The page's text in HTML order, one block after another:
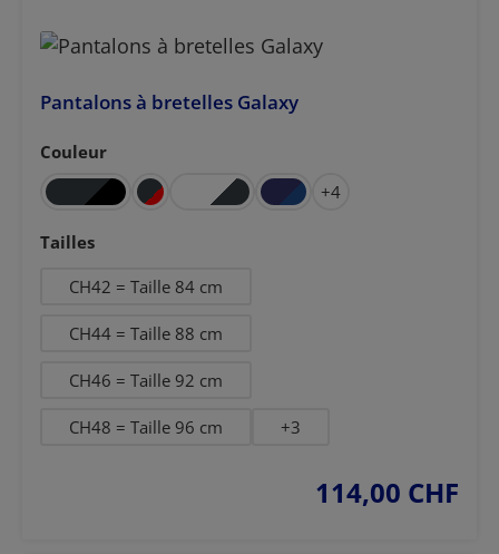
Pantalons à bretelles Galaxy
Sélectionnez
Couleur
+4
Sélectionnez
Tailles
CH42 = Taille 84 cm
CH44 = Taille 88 cm
CH46 = Taille 92 cm
CH48 = Taille 96 cm +3
prix régulier :
114,00 CHF